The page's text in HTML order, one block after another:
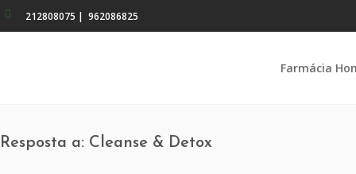
212808075 | 962086825
Farmácia
Resposta a: Cleanse & Detox